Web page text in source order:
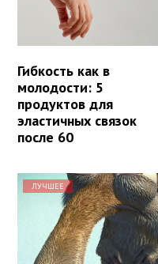
Гибкость как в
молодости: 5
продуктов для
эластичных связок
после 60
ЛУЧШЕЕ